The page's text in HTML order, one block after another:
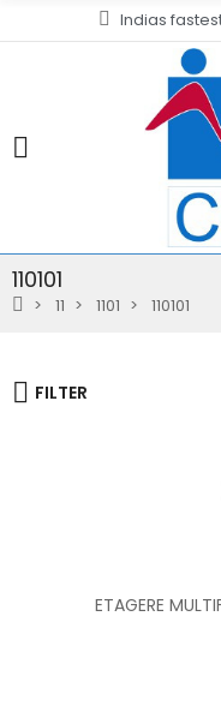
Indias
110101
11 1101 110101
FILTER
ETAGERE